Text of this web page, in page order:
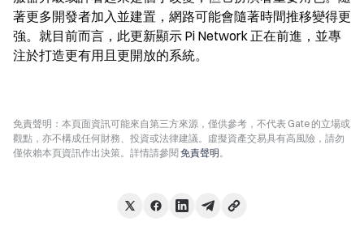
著更多開發者加入並建置，網路可能會隨著時間推移變得更
強。就目前而言，此更新顯示 Pi Network 正在前進，並專
注於打造更有用且更開放的系統。
免責聲明：本頁面資訊可能來自第三方來源，僅供參考，不代表 Gate 的立場或
觀點，亦不構成任何財務、投資或法律建議。虛擬資產交易具有高風險，請勿
僅依賴本頁資訊作出決策。詳情請參閱 免責聲明。